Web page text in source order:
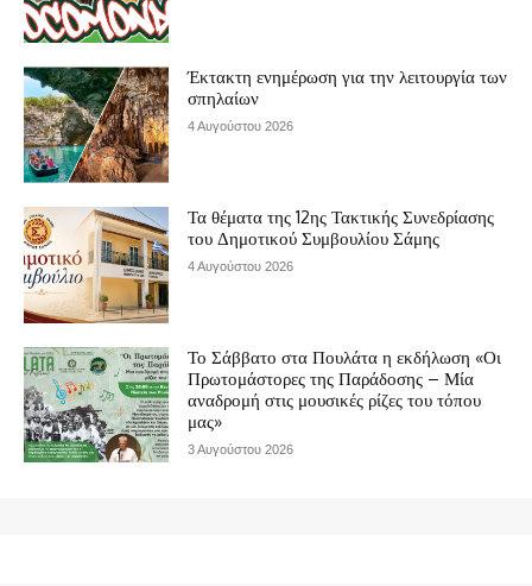
Έκτακτη ενημέρωση για την λειτουργία των
σπηλαίων
4 Αυγούστου 2026
Τα θέματα της 12ης Τακτικής Συνεδρίασης
του Δημοτικού Συμβουλίου Σάμης
4 Αυγούστου 2026
Το Σάββατο στα Πουλάτα η εκδήλωση «Οι
Πρωτομάστορες της Παράδοσης – Μία
αναδρομή στις μουσικές ρίζες του τόπου
μας»
3 Αυγούστου 2026